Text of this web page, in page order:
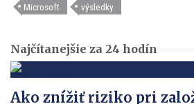
Microsoft výsledky
Najčítanejšie za 24 hodín
Ako znížiť riziko pri